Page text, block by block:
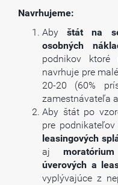
Navrhujeme:
Abyštát na
osobných
podnikov
navrhuje pre
20-20 (60%
zamestnávateľa
Aby štát po
pre podnikateľov
leasingových
aj
úverových a
vyplývajúce z